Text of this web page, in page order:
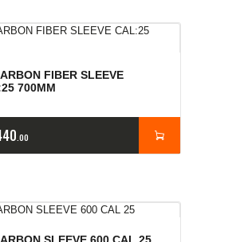
FIBER SLEEVE
700MM
00
SLEEVE 600 CAL 25